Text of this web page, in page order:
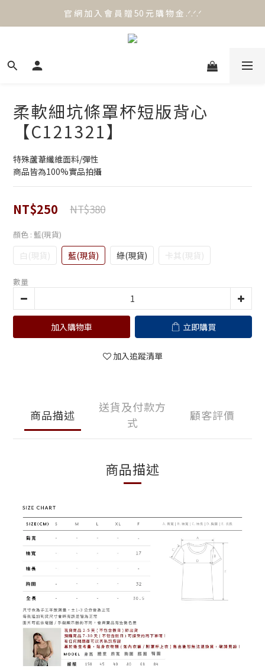
官 網 加 入 會 員 贈 50 元 購 物 金 .ᐟ.ᐟ.ᐟ
官 網 加 入 會 員 贈 50 元 購 物 金 .ᐟ.ᐟ.ᐟ
⟡.·*. 滿 NT.1000 免 運 費 ꔛ♡
柔軟細坑條罩杯短版背心
【C121321】
特殊蘆葦纖維面料/彈性
商品皆為100%實品拍攝
NT$250 NT$380
顏色 : 藍(現貨)
白(現貨) 藍(現貨) 綠(現貨) 卡其(現貨)
數量
加入購物車 立即購買
加入追蹤清單
商品描述
送貨及付款方
式
顧客評價
商品描述